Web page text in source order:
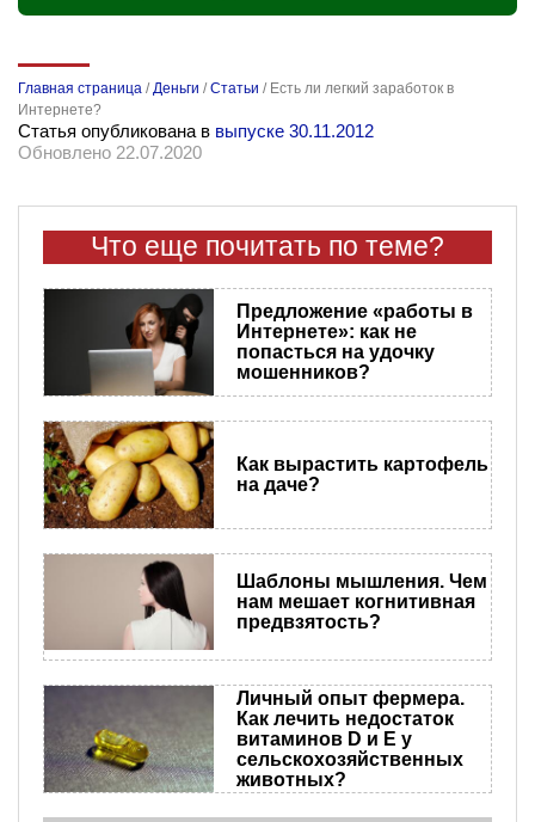
Главная страница / Деньги /Статьи / Есть ли легкий заработок в
Интернете?
Статья опубликована в выпуске 30.11.2012
Обновлено 22.07.2020
Что еще почитать по теме?
Предложение «работы в
Интернете»: как не
попасться на удочку
мошенников?
Как вырастить картофель
на даче?
Шаблоны мышления. Чем
нам мешает когнитивная
предвзятость?
Личный опыт фермера.
Как лечить недостаток
витаминов D и Е у
сельскохозяйственных
животных?